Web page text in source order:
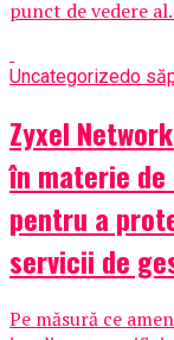
punct de vedere
Uncategorizedo
Zyxel
în materie
pentru a
servicii de
Pe măsură ce